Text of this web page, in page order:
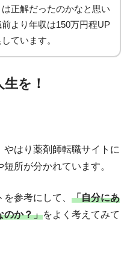
正解だったのかなと思い
より年収は150万円程UP
ています。
を！
はり薬剤師転職サイトに
所が分かれています。
参考にして、 「自分にあ
のか？」をよく考えてみて